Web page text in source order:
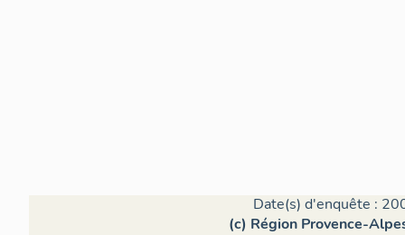
Date(s) d'enquête :
(c) Région Provence-